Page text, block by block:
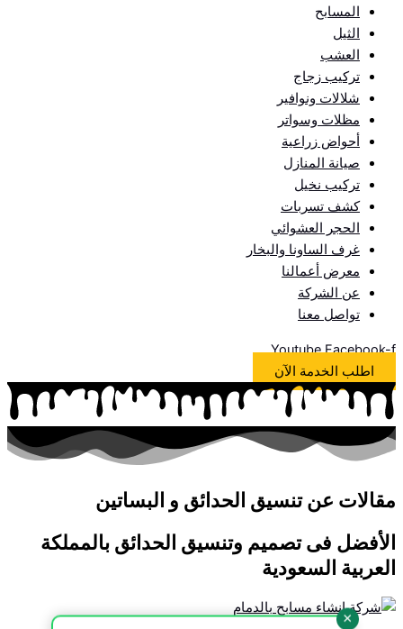
المسابح
الثيل
العشب
تركيب زجاج
شلالات ونوافير
مظلات وسواتر
أحواض زراعية
صيانة المنازل
تركيب نخيل
كشف تسربات
الحجر العشوائي
غرف الساونا والبخار
معرض أعمالنا
عن الشركة
تواصل معنا
Youtube Facebook-f
اطلب الخدمة الآن
مقالات عن تنسيق الحدائق و البساتين
الأفضل فى تصميم وتنسيق الحدائق بالمملكة
العربية السعودية
×